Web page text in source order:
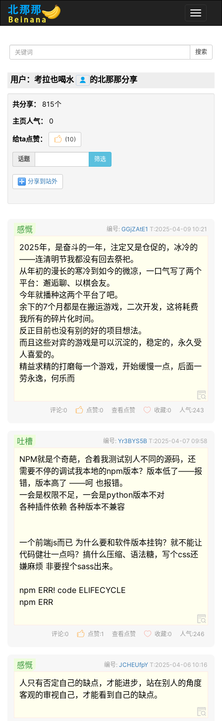
Toggle
搜索
用户：考拉也喝水 的北那那分享
共分享：
815个
主页人气：
0
给ta点赞： (10)
话题 筛选
分享到站外
感慨 编号: GGjZAtE1 T:2025-04-09 10:21
2025年，是奋斗的一年，注定又是仓促的，冰冷的
——连清明节我都没有回去祭祀。
从年初的漫长的寒冷到如今的微凉，一口气写了两个
平台：邂逅聊、以棋会友。
今年就播种这两个平台了吧。
余下的7个月都是在搬运游戏，二次开发，这将耗费
我所有的碎片化时间。
反正目前也没有别的好的项目想法。
而且这些对弈的游戏是可以沉淀的，稳定的，永久受
人喜爱的。
精益求精的打磨每一个游戏，开始缓慢一点，后面一
劳永逸，何乐而
评论:0 点赞:0 查看点赞 收藏:0 人气:243
吐槽 编号: Yr3BYS5B T:2025-04-07 09:58
NPM就是个奇葩，合着我测试别人不同的源码，还
需要不停的调试我本地的npm版本？版本低了——报
错，版本高了 ——呵 也报错。
一会是权限不足，一会是python版本不对
各种插件依赖 各种版本不兼容
一个前端js而已 为什么要和软件版本挂钩？就不能让
代码健壮一点吗？搞什么压缩、语法糖，写个css还
嫌麻烦 非要捏个sass出来。
npm ERR! code ELIFECYCLE
npm ERR
评论:0 点赞:1 查看点赞 收藏:0 人气:246
感慨 编号: JCHEUfpY T:2025-04-06 10:16
人只有否定自己的缺点，才能进步，站在别人的角度
客观的审视自己，才能看到自己的缺点。